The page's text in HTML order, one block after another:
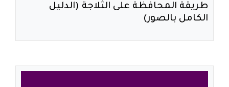
طريقة المحافظة على الثلاجة (الدليل
الكامل بالصور)